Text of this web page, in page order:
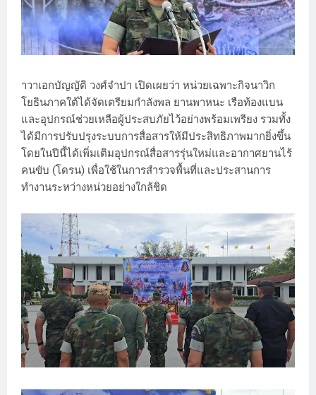
าวาเอกบัญญัติ วงศ์จำปา เปิดเผยว่า หน่วยเฉพาะกิจนาวิก
โยธินภาคใต้ได้จัดเตรียมกำลังพล ยานพาหนะ เรือท้องแบน
และอุปกรณ์ช่วยเหลือผู้ประสบภัยไว้อย่างพร้อมเพรียง รวมทั้ง
ได้มีการปรับปรุงระบบการสื่อสารให้มีประสิทธิภาพมากยิ่งขึ้น
โดยในปีนี้ได้เพิ่มเติมอุปกรณ์สื่อสารรุ่นใหม่และอากาศยานไร้
คนขับ (โดรน) เพื่อใช้ในการสำรวจพื้นที่และประสานการ
ทำงานระหว่างหน่วยอย่างใกล้ชิด